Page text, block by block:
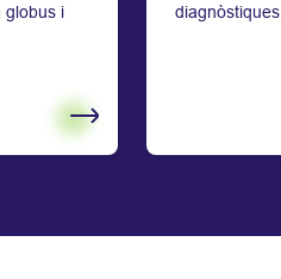
globus i
diagnòstiques.